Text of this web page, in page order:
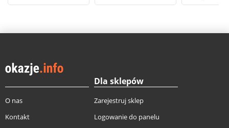
O nas
Kontakt
Dla sklepów
Zarejestruj sklep
Logowanie do panelu